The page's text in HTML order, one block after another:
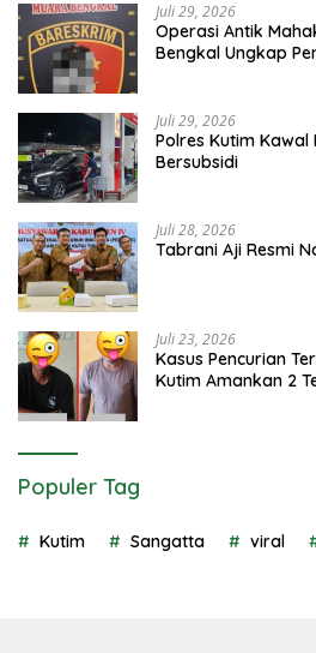
Juli 29, 2026
Operasi Antik
Bengkal Ungkap
Juli 29, 2026
Polres Kutim Kawal
Bersubsidi
Juli 28, 2026
Tabrani Aji Resmi
Juli 23, 2026
Kasus Pencurian
Kutim Amankan 2
Populer Tag
Kutim Sangatta viral